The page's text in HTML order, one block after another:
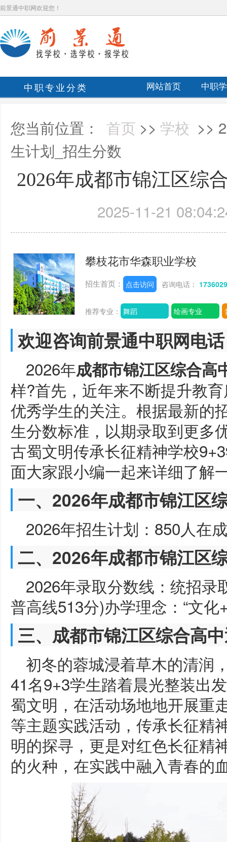
前景通中职网欢迎您！
中职专业分类 网站首页 中职
您当前位置： 首页 >> 学校 >>
生计划_招生分数
2026年成都市锦江区综
2025-11-21
攀枝花市华森职业学校
招生首页： 点击访问 咨询电话：
推荐专业： 舞蹈 绘画专业
欢迎咨询前景通中职网电
2026年成都市锦江区综合高
样?首先，近年来不断提升教
优秀学生的关注。根据最新的
生分数标准，以期录取到更多
古蜀文明传承长征精神学校
面大家跟小编一起来详细了解
一、2026年成都市锦江区
2026年招生计划：850人在
二、2026年成都市锦江区
2026年录取分数线：统招录
普高线513分)办学理念：“文化
三、成都市锦江区综合高
初冬的蓉城浸着草木的清润
41名9+3学生踏着晨光整装出
蜀文明，在活动场地地开展重
等主题实践活动，传承长征精
明的探寻，更是对红色长征精
的火种，在实践中融入青春的